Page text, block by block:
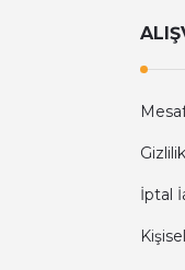
İptal